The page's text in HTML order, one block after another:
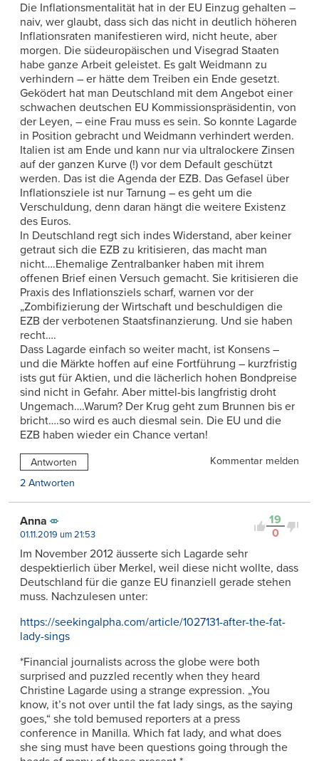
Die Inflationsmentalität hat in der EU Einzug gehalten –
naiv, wer glaubt, dass sich das nicht in deutlich höheren
Inflationsraten manifestieren wird, nicht heute, aber
morgen. Die südeuropäischen und Visegrad Staaten
habe ganze Arbeit geleistet. Es galt Weidmann zu
verhindern – er hätte dem Treiben ein Ende gesetzt.
Geködert hat man Deutschland mit dem Angebot einer
schwachen deutschen EU Kommissionspräsidentin, von
der Leyen, – eine Frau muss es sein. So konnte Lagarde
in Position gebracht und Weidmann verhindert werden.
Italien ist am Ende und kann nur via ultralockere Zinsen
auf der ganzen Kurve (!) vor dem Default geschützt
werden. Das ist die Agenda der EZB. Das Gefasel über
Inflationsziele ist nur Tarnung – es geht um die
Verschuldung, denn daran hängt die weitere Existenz
des Euros.
In Deutschland regt sich indes Widerstand, aber keiner
getraut sich die EZB zu kritisieren, das macht man
nicht….Ehemalige Zentralbanker haben mit ihrem
offenen Brief einen Versuch gemacht. Sie kritisieren die
Praxis des Inflationsziels scharf, warnen vor der
„Zombifizierung der Wirtschaft und beschuldigen die
EZB der verbotenen Staatsfinanzierung. Und sie haben
recht….
Dass Lagarde einfach so weiter macht, ist Konsens –
und die Märkte hoffen auf eine Fortführung – kurzfristig
ists gut für Aktien, und die lächerlich hohen Bondpreise
sind nicht in Gefahr. Aber mittel-bis langfristig droht
Ungemach….Warum? Der Krug geht zum Brunnen bis er
bricht….so wird es auch diesmal sein. Die EU und die
EZB haben wieder ein Chance vertan!
Antworten
Kommentar melden
2 Antworten
19
0
Anna
01.11.2019 um 21:53
Im November 2012 äusserte sich Lagarde sehr
despektierlich über Merkel, weil diese nicht wollte, dass
Deutschland für die ganze EU finanziell gerade stehen
muss. Nachzulesen unter:
https://seekingalpha.com/article/1027131-after-the-fat-
lady-sings
*Financial journalists across the globe were both
surprised and puzzled recently when they heard
Christine Lagarde using a strange expression. „You
know, it’s not over until the fat lady sings, as the saying
goes,“ she told bemused reporters at a press
conference in Manilla. Which fat lady, and what does
she sing must have been questions going through the